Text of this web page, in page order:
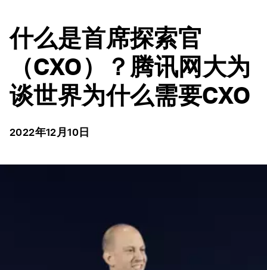
什么是首席探索官
（CXO）？腾讯网大为
谈世界为什么需要CXO
2022年12月10日